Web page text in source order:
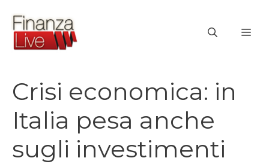
contenuto
Crisi economica: in
Italia pesa anche
sugli investimenti